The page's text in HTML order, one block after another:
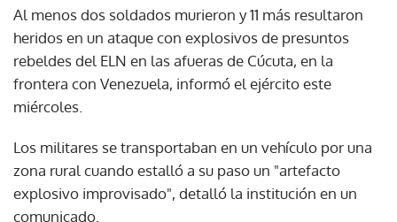
Al menos dos soldados murieron y 11 más resultaron
heridos en un ataque con explosivos de presuntos
rebeldes del ELN en las afueras de Cúcuta, en la
frontera con Venezuela, informó el ejército este
miércoles.
Los militares se transportaban en un vehículo por una
zona rural cuando estalló a su paso un "artefacto
explosivo improvisado", detalló la institución en un
comunicado.